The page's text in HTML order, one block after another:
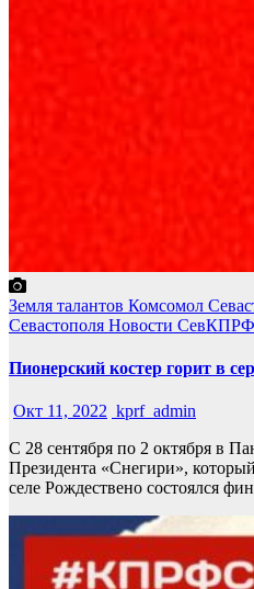
Земля талантов Комсомол
Севастополя Новости СевКПРФ
Пионерский костер горит в
Окт 11, 2022 kprf_admin
С 28 сентября по 2 октября в
Президента «Снегири»,
селе Рождествено состоялся